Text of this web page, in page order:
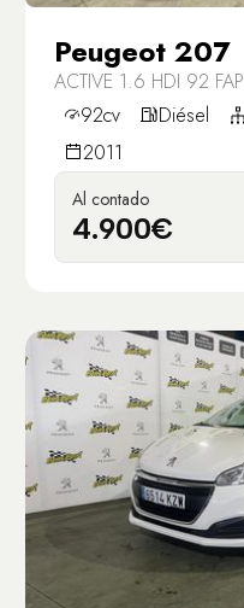
Peugeot 207
ACTIVE 1.6 HDI 92 FAP
92cv
Diésel
2011
Al contado
4.900€